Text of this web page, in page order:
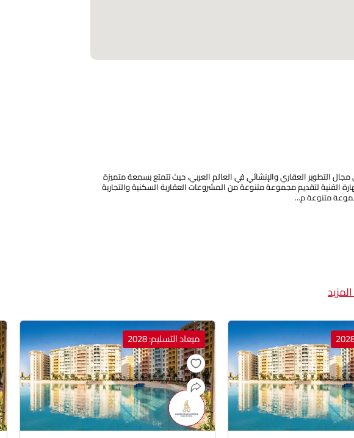
التطوير العقاري والإنشائي في العالم العربي، حيث تتمتع بسمعة متميزة
الفنية لتقديم مجموعة متنوعة من المشروعات العقارية السكنية والتجارية
متنوعة م...
ميعاد التسليم: 2028